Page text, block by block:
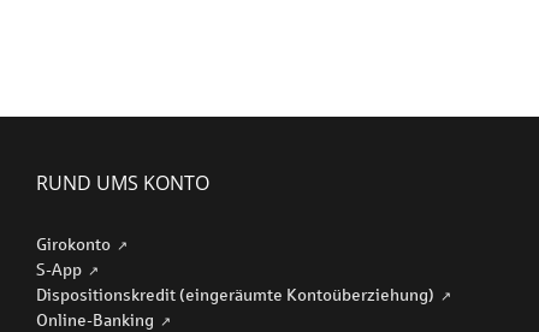
RUND UMS KONTO
Girokonto
S-App
Dispositionskredit (eingeräumte Kontoüberziehung)
Online-Banking